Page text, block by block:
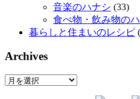
音楽のハナシ (33)
食べ物・飲み物の
暮らしと住まいのレシピ
Archives
Archives